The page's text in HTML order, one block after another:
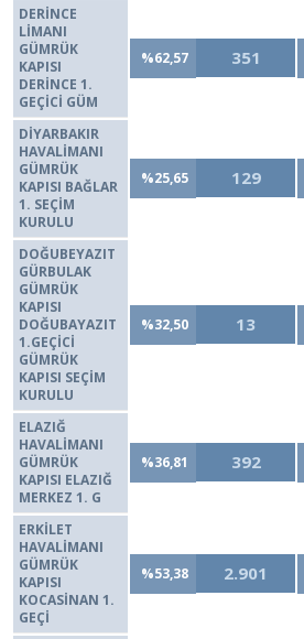
DERİNCE
LİMANI
GÜMRÜK
KAPISI
DERİNCE 1.
GEÇİCİ GÜM
%62,57 351
DİYARBAKIR
HAVALİMANI
GÜMRÜK
KAPISI BAĞLAR
1. SEÇİM
KURULU
%25,65 129
DOĞUBEYAZIT
GÜRBULAK
GÜMRÜK
KAPISI
DOĞUBAYAZIT
1.GEÇİCİ
GÜMRÜK
KAPISI SEÇİM
KURULU
%32,50 13
ELAZIĞ
HAVALİMANI
GÜMRÜK
KAPISI ELAZIĞ
MERKEZ 1. G
%36,81 392
ERKİLET
HAVALİMANI
GÜMRÜK
KAPISI
KOCASİNAN 1.
GEÇİ
%53,38 2.901